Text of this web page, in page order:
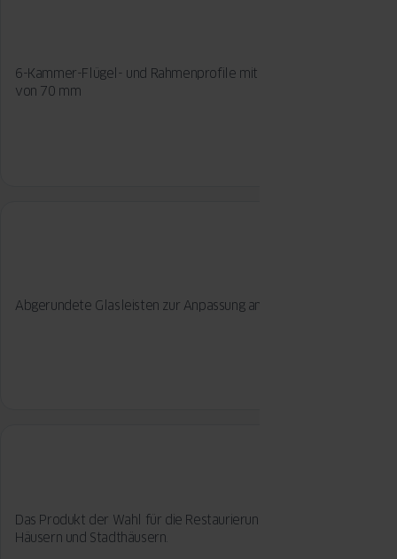
6-Kammer-Flügel- und Rahmenprofile mit einer Einbautiefe
von 70 mm
Abgerundete Glasleisten zur Anpassung an die Profilform.
Das Produkt der Wahl für die Restaurierung von historischen
Häusern und Stadthäusern.